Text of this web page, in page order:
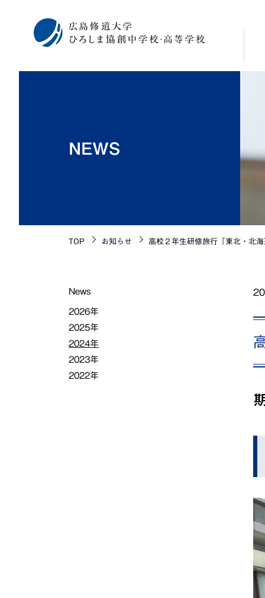
NEWS
TOP お知らせ 高校２年生研修旅行「東北・北
News
2026年
2025年
2024年
2023年
2022年